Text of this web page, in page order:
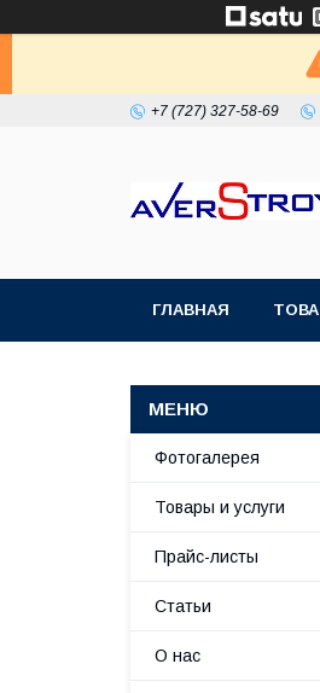
+7 (727) 327-58-69
ГЛАВНАЯ
Фотогалерея
Товары и услуги
Прайс-листы
Статьи
О нас